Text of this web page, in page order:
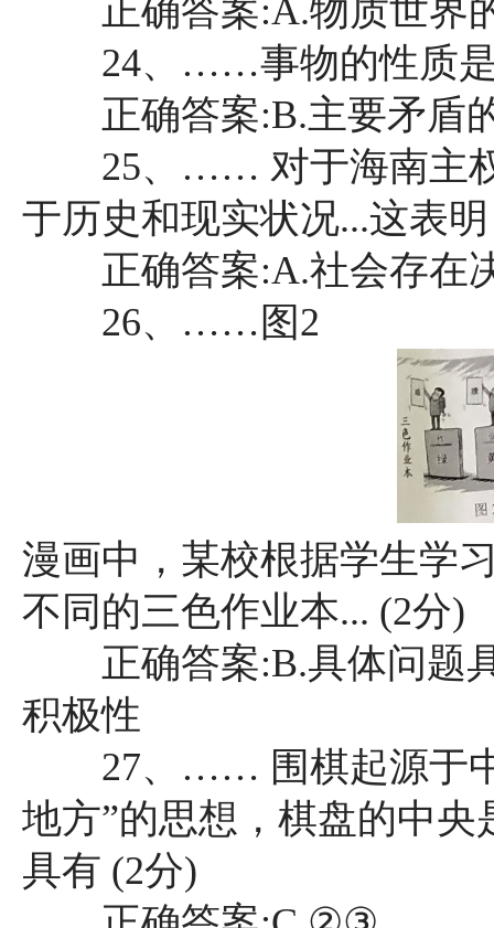
正确答案:A.物质世界
24、……事物的性质是
正确答案:B.主要矛盾
25、…… 对于海南主权
于历史和现实状况...这表
正确答案:A.社会存在
26、……图2
漫画中，某校根据学生学
不同的三色作业本... (2分)
正确答案:B.具体问题
积极性
27、…… 围棋起源于中
地方”的思想，棋盘的中
具有 (2分)